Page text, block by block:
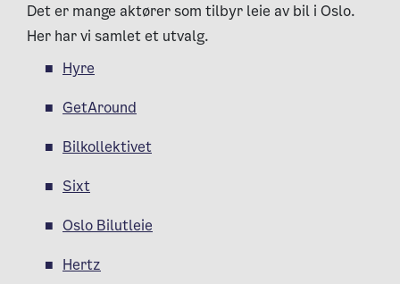
Det er mange aktører som tilbyr leie av bil i Oslo.
Her har vi samlet et utvalg.
Hyre
GetAround
Bilkollektivet
Sixt
Oslo Bilutleie
Hertz